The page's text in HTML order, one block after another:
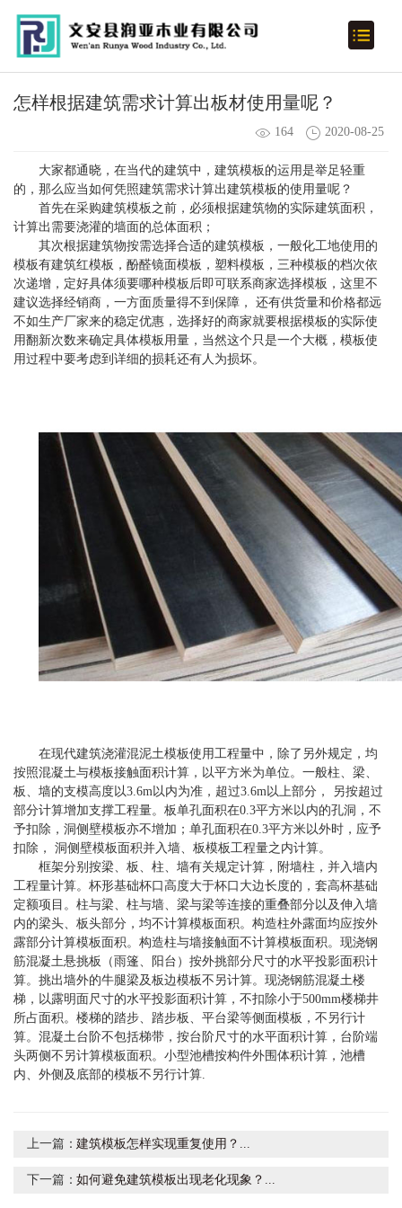
怎样根据建筑需求计算出板材使用量呢？
164 2020-08-25
大家都通晓，在当代的建筑中，建筑模板的运用是举足轻重
的，那么应当如何凭照建筑需求计算出建筑模板的使用量呢？
首先在采购建筑模板之前，必须根据建筑物的实际建筑面积，
计算出需要浇灌的墙面的总体面积；
其次根据建筑物按需选择合适的建筑模板，一般化工地使用的
模板有建筑红模板，酚醛镜面模板，塑料模板，三种模板的档次依
次递增，定好具体须要哪种模板后即可联系商家选择模板，这里不
建议选择经销商，一方面质量得不到保障， 还有供货量和价格都远
不如生产厂家来的稳定优惠，选择好的商家就要根据模板的实际使
用翻新次数来确定具体模板用量，当然这个只是一个大概，模板使
用过程中要考虑到详细的损耗还有人为损坏。
在现代建筑浇灌混泥土模板使用工程量中，除了另外规定，均
按照混凝土与模板接触面积计算，以平方米为单位。一般柱、梁、
板、墙的支模高度以3.6m以内为准，超过3.6m以上部分， 另按超过
部分计算增加支撑工程量。板单孔面积在0.3平方米以内的孔洞，不
予扣除，洞侧壁模板亦不增加；单孔面积在0.3平方米以外时，应予
扣除， 洞侧壁模板面积并入墙、板模板工程量之内计算。
框架分别按梁、板、柱、墙有关规定计算，附墙柱，并入墙内
工程量计算。杯形基础杯口高度大于杯口大边长度的，套高杯基础
定额项目。柱与梁、柱与墙、梁与梁等连接的重叠部分以及伸入墙
内的梁头、板头部分，均不计算模板面积。构造柱外露面均应按外
露部分计算模板面积。构造柱与墙接触面不计算模板面积。现浇钢
筋混凝土悬挑板（雨篷、阳台）按外挑部分尺寸的水平投影面积计
算。挑出墙外的牛腿梁及板边模板不另计算。现浇钢筋混凝土楼
梯，以露明面尺寸的水平投影面积计算，不扣除小于500mm楼梯井
所占面积。楼梯的踏步、踏步板、平台梁等侧面模板，不另行计
算。混凝土台阶不包括梯带，按台阶尺寸的水平面积计算，台阶端
头两侧不另计算模板面积。小型池槽按构件外围体积计算，池槽
内、外侧及底部的模板不另行计算.
上一篇：建筑模板怎样实现重复使用？...
下一篇：如何避免建筑模板出现老化现象？...